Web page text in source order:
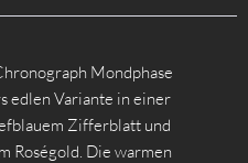
Mondphase
edlen Variante in einer
Zifferblatt und
Roségold. Die warmen